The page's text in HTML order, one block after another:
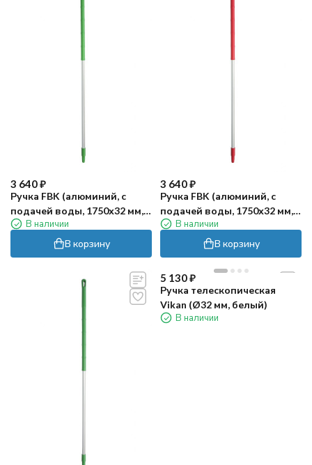
3 640₽
Ручка FBK (алюминий, с
подачей воды, 1750х32 мм,
зеленый)
В наличии
В корзину
3 640₽
Ручка FBK (алюминий, с
подачей воды, 1750х32 мм,
красный)
В наличии
В корзину
5 130₽
Ручка телескопическая
Vikan (Ø32 мм, белый)
В наличии